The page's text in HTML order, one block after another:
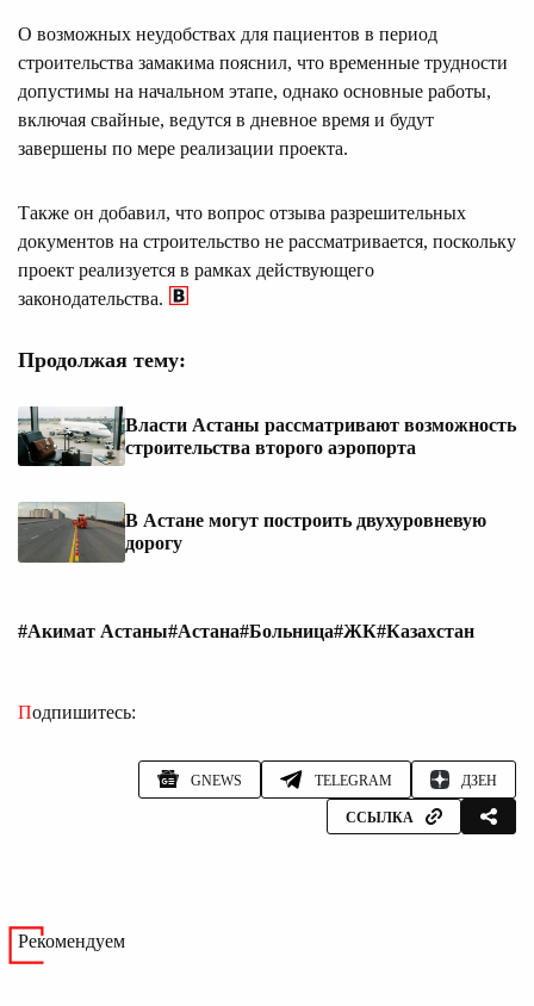
О возможных неудобствах для пациентов в период
строительства замакима пояснил, что временные трудности
допустимы на начальном этапе, однако основные работы,
включая свайные, ведутся в дневное время и будут
завершены по мере реализации проекта.
Также он добавил, что вопрос отзыва разрешительных
документов на строительство не рассматривается, поскольку
проект реализуется в рамках действующего
законодательства.
Продолжая тему:
Власти Астаны рассматривают возможность
строительства второго аэропорта
В Астане могут построить двухуровневую
дорогу
#Акимат Астаны#Астана#Больница#ЖК#Казахстан
Подпишитесь:
GNEWS TELEGRAM ДЗЕН
ССЫЛКА
Рекомендуем